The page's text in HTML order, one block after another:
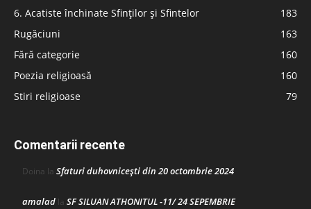
6. Acatiste închinate Sfinților și Sfintelor
183
Rugăciuni
163
Fără categorie
160
Poezia religioasă
160
Stiri religioase
79
Comentarii recente
Doina la Sfaturi duhovnicești din 20 octombrie 2024
amalad la SF SILUAN ATHONITUL -11/ 24 SEPEMBRIE